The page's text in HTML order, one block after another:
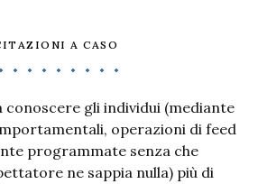
A CASO
conoscere gli individui (mediante
operazioni di feed
programmate senza che
ne sappia nulla) più di